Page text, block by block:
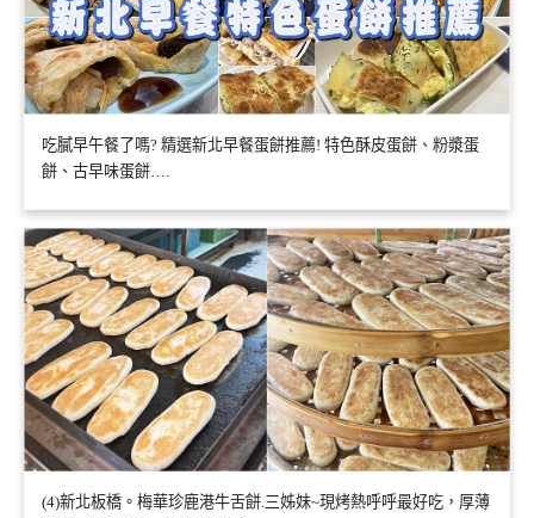
吃膩早午餐了嗎? 精選新北早餐蛋餅推薦! 特色酥皮蛋餅、粉漿蛋
餅、古早味蛋餅….
(4)新北板橋。梅華珍鹿港牛舌餅.三姊妹~現烤熱呼呼最好吃，厚薄